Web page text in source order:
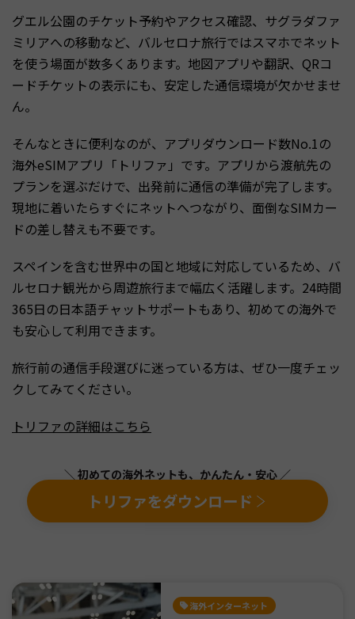
グエル公園のチケット予約やアクセス確認、サグラダファ
ミリアへの移動など、バルセロナ旅行ではスマホでネット
を使う場面が数多くあります。地図アプリや翻訳、QRコ
ードチケットの表示にも、安定した通信環境が欠かせませ
ん。
そんなときに便利なのが、アプリダウンロード数No.1の
海外eSIMアプリ「トリファ」です。アプリから渡航先の
プランを選ぶだけで、出発前に通信の準備が完了します。
現地に着いたらすぐにネットへつながり、面倒なSIMカー
ドの差し替えも不要です。
スペインを含む世界中の国と地域に対応しているため、バ
ルセロナ観光から周遊旅行まで幅広く活躍します。24時間
365日の日本語チャットサポートもあり、初めての海外で
も安心して利用できます。
旅行前の通信手段選びに迷っている方は、ぜひ一度チェッ
クしてみてください。
トリファの詳細はこちら
＼ 初めての海外ネットも、かんたん・安心 ／
トリファをダウンロード
海外インターネット